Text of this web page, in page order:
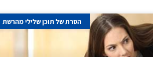
הסרת של תוכן שלילי מהרשת